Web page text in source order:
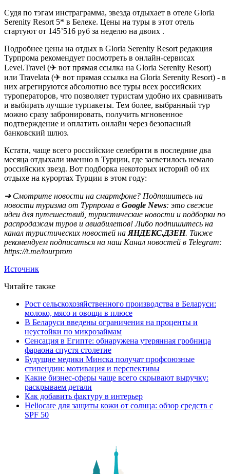
Судя по тэгам инстраграмма, звезда отдыхает в отеле Gloria
Serenity Resort 5* в Белеке. Цены на туры в этот отель
стартуют от 145’516 руб за неделю на двоих .
Подробнее цены на отдых в Gloria Serenity Resort редакция
Турпрома рекомендует посмотреть в онлайн-сервисах
Level.Travel (✈ вот прямая ссылка на Gloria Serenity Resort)
или Travelata (✈ вот прямая ссылка на Gloria Serenity Resort) - в
них агрегируются абсолютно все туры всех российских
туроператоров, что позволяет туристам удобно их сравнивать
и выбирать лучшие турпакеты. Тем более, выбранный тур
можно сразу забронировать, получить мгновенное
подтверждение и оплатить онлайн через безопасный
банковский шлюз.
Кстати, чаще всего российские селебрити в последние два
месяца отдыхали именно в Турции, где засветилось немало
российских звезд. Вот подборка некоторых историй об их
отдыхе на курортах Турции в этом году:
➔ Смотрите новости на смартфоне? Подпишитесь на
новости туризма от Турпрома в Google News: это свежие
идеи для путешествий, туристические новости и подборки по
распродажам туров и авиабилетов! Либо подпишитесь на
канал туристических новостей на ЯНДЕКС.ДЗЕН. Также
рекомендуем подписаться на наш Канал новостей в Telegram:
https://t.me/tourprom
Источник
Читайте также
Рост сельскохозяйственного производства в Беларуси:
молоко, мясо и овощи в плюсе
В Беларуси введены ограничения на проценты и
неустойки по микрозаймам
Сенсация в Египте: обнаружена утерянная гробница
фараона спустя столетие
Будущие медики Минска получат профсоюзные
стипендии: мотивация и перспективы
Какие бизнес-сферы чаще всего скрывают выручку:
раскрываем детали
Как добавить фактуру в интерьер
Heliocare для защиты кожи от солнца: обзор средств с
SPF 50